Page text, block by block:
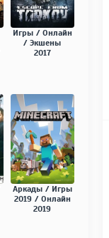
Игры / Онлайн
/ Экшены
2017
Аркады / Игры
2019 / Онлайн
2019